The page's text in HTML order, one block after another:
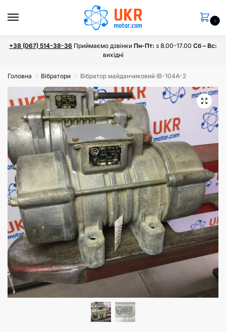
0
+38 (067) 514-38-36 Приймаємо дзвінки Пн-Пт: з 8.00-17.00 Сб – Вс:
вихідні
Головна / Вібратори / Вібратор майданчиковий ІВ-104А-2